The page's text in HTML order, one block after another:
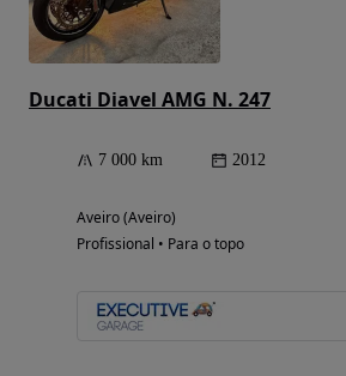
Ducati Diavel AMG N. 247
7 000 km 2012
Aveiro (Aveiro)
Profissional • Para o topo